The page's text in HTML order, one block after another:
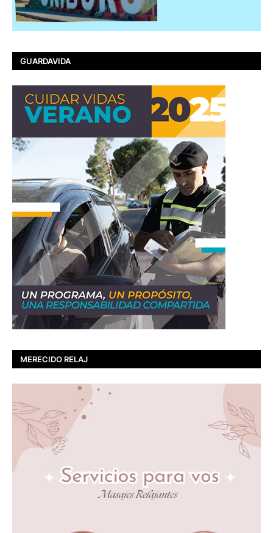
GUARDAVIDA
MERECIDO RELAJ